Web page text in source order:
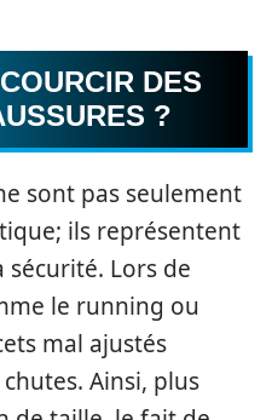
DES
?
sont pas seulement
ils représentent
Lors de
le running ou
mal ajustés
Ainsi, plus